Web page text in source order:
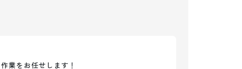
業をお任せします！